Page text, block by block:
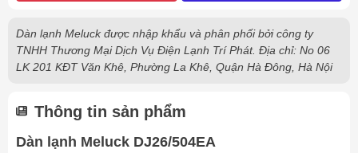
Dàn lạnh Meluck được nhập khẩu và phân phối bởi công ty
TNHH Thương Mại Dịch Vụ Điện Lạnh Trí Phát. Địa chỉ: No 06
LK 201 KĐT Văn Khê, Phường La Khê, Quận Hà Đông, Hà Nội
Thông tin sản phẩm
Dàn lạnh Meluck DJ26/504EA